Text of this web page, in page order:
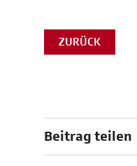
ZURÜCK
Beitrag teilen